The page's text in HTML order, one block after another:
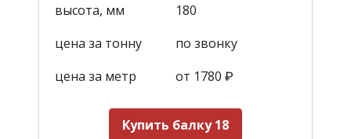
высота, мм
180
цена за тонну
по звонку
цена за метр
от 1780 ₽
Купить балку 18